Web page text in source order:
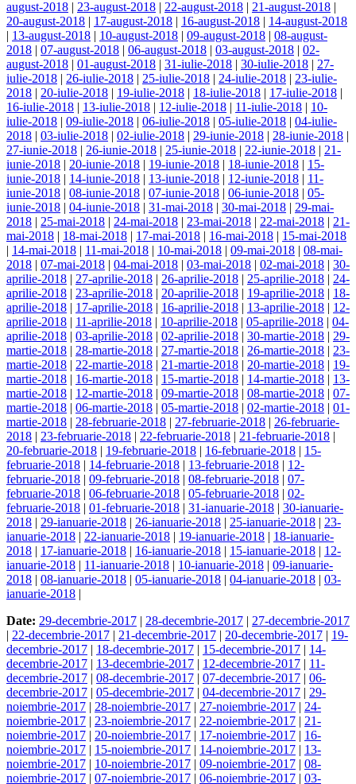
august-2018 | 23-august-2018 | 22-august-2018 | 21-august-2018 |
20-august-2018 | 17-august-2018 | 16-august-2018 | 14-august-2018
| 13-august-2018 | 10-august-2018 | 09-august-2018 | 08-august-
2018 | 07-august-2018 | 06-august-2018 | 03-august-2018 | 02-
august-2018 | 01-august-2018 | 31-iulie-2018 | 30-iulie-2018 | 27-
iulie-2018 | 26-iulie-2018 | 25-iulie-2018 | 24-iulie-2018 | 23-iulie-
2018 | 20-iulie-2018 | 19-iulie-2018 | 18-iulie-2018 | 17-iulie-2018 |
16-iulie-2018 | 13-iulie-2018 | 12-iulie-2018 | 11-iulie-2018 | 10-
iulie-2018 | 09-iulie-2018 | 06-iulie-2018 | 05-iulie-2018 | 04-iulie-
2018 | 03-iulie-2018 | 02-iulie-2018 | 29-iunie-2018 | 28-iunie-2018 |
27-iunie-2018 | 26-iunie-2018 | 25-iunie-2018 | 22-iunie-2018 | 21-
iunie-2018 | 20-iunie-2018 | 19-iunie-2018 | 18-iunie-2018 | 15-
iunie-2018 | 14-iunie-2018 | 13-iunie-2018 | 12-iunie-2018 | 11-
iunie-2018 | 08-iunie-2018 | 07-iunie-2018 | 06-iunie-2018 | 05-
iunie-2018 | 04-iunie-2018 | 31-mai-2018 | 30-mai-2018 | 29-mai-
2018 | 25-mai-2018 | 24-mai-2018 | 23-mai-2018 | 22-mai-2018 | 21-
mai-2018 | 18-mai-2018 | 17-mai-2018 | 16-mai-2018 | 15-mai-2018
| 14-mai-2018 | 11-mai-2018 | 10-mai-2018 | 09-mai-2018 | 08-mai-
2018 | 07-mai-2018 | 04-mai-2018 | 03-mai-2018 | 02-mai-2018 | 30-
aprilie-2018 | 27-aprilie-2018 | 26-aprilie-2018 | 25-aprilie-2018 | 24-
aprilie-2018 | 23-aprilie-2018 | 20-aprilie-2018 | 19-aprilie-2018 | 18-
aprilie-2018 | 17-aprilie-2018 | 16-aprilie-2018 | 13-aprilie-2018 | 12-
aprilie-2018 | 11-aprilie-2018 | 10-aprilie-2018 | 05-aprilie-2018 | 04-
aprilie-2018 | 03-aprilie-2018 | 02-aprilie-2018 | 30-martie-2018 | 29-
martie-2018 | 28-martie-2018 | 27-martie-2018 | 26-martie-2018 | 23-
martie-2018 | 22-martie-2018 | 21-martie-2018 | 20-martie-2018 | 19-
martie-2018 | 16-martie-2018 | 15-martie-2018 | 14-martie-2018 | 13-
martie-2018 | 12-martie-2018 | 09-martie-2018 | 08-martie-2018 | 07-
martie-2018 | 06-martie-2018 | 05-martie-2018 | 02-martie-2018 | 01-
martie-2018 | 28-februarie-2018 | 27-februarie-2018 | 26-februarie-
2018 | 23-februarie-2018 | 22-februarie-2018 | 21-februarie-2018 |
20-februarie-2018 | 19-februarie-2018 | 16-februarie-2018 | 15-
februarie-2018 | 14-februarie-2018 | 13-februarie-2018 | 12-
februarie-2018 | 09-februarie-2018 | 08-februarie-2018 | 07-
februarie-2018 | 06-februarie-2018 | 05-februarie-2018 | 02-
februarie-2018 | 01-februarie-2018 | 31-ianuarie-2018 | 30-ianuarie-
2018 | 29-ianuarie-2018 | 26-ianuarie-2018 | 25-ianuarie-2018 | 23-
ianuarie-2018 | 22-ianuarie-2018 | 19-ianuarie-2018 | 18-ianuarie-
2018 | 17-ianuarie-2018 | 16-ianuarie-2018 | 15-ianuarie-2018 | 12-
ianuarie-2018 | 11-ianuarie-2018 | 10-ianuarie-2018 | 09-ianuarie-
2018 | 08-ianuarie-2018 | 05-ianuarie-2018 | 04-ianuarie-2018 | 03-
ianuarie-2018 |
Date: 29-decembrie-2017 | 28-decembrie-2017 | 27-decembrie-2017
| 22-decembrie-2017 | 21-decembrie-2017 | 20-decembrie-2017 | 19-
decembrie-2017 | 18-decembrie-2017 | 15-decembrie-2017 | 14-
decembrie-2017 | 13-decembrie-2017 | 12-decembrie-2017 | 11-
decembrie-2017 | 08-decembrie-2017 | 07-decembrie-2017 | 06-
decembrie-2017 | 05-decembrie-2017 | 04-decembrie-2017 | 29-
noiembrie-2017 | 28-noiembrie-2017 | 27-noiembrie-2017 | 24-
noiembrie-2017 | 23-noiembrie-2017 | 22-noiembrie-2017 | 21-
noiembrie-2017 | 20-noiembrie-2017 | 17-noiembrie-2017 | 16-
noiembrie-2017 | 15-noiembrie-2017 | 14-noiembrie-2017 | 13-
noiembrie-2017 | 10-noiembrie-2017 | 09-noiembrie-2017 | 08-
noiembrie-2017 | 07-noiembrie-2017 | 06-noiembrie-2017 | 03-